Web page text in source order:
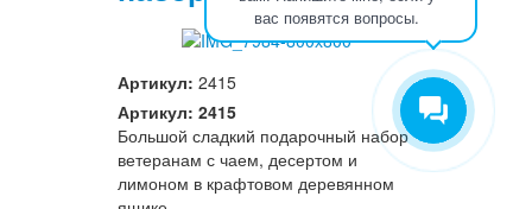
вас появятся вопросы.
Артикул: 2415
Артикул: 2415
Большой сладкий подарочный набор
ветеранам с чаем, десертом и
лимоном в крафтовом деревянном